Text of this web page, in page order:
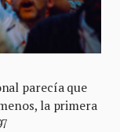
parecía que
la primera